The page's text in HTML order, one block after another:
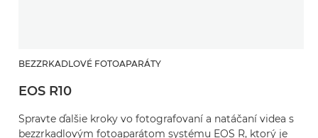
BEZZRKADLOVÉ FOTOAPARÁTY
EOS R10
Spravte ďalšie kroky vo fotografovaní a natáčaní videa s
bezzrkadlovým fotoaparátom systému EOS R, ktorý je